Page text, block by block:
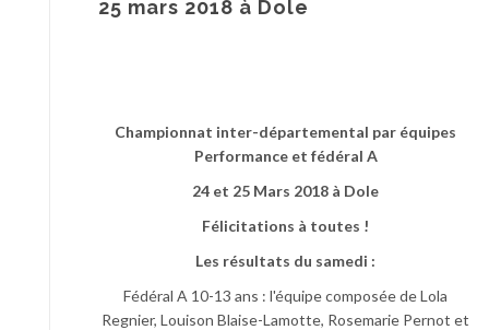
25 mars 2018 à Dole
Championnat inter-départemental par équipes
Performance et fédéral A
24 et 25 Mars 2018 à Dole
Félicitations à toutes !
Les résultats du samedi :
Fédéral A 10-13 ans : l'équipe composée de Lola
Regnier, Louison Blaise-Lamotte, Rosemarie Pernot et